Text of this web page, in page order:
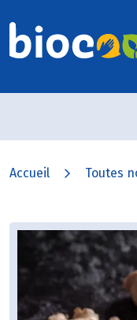
Accueil Toutes